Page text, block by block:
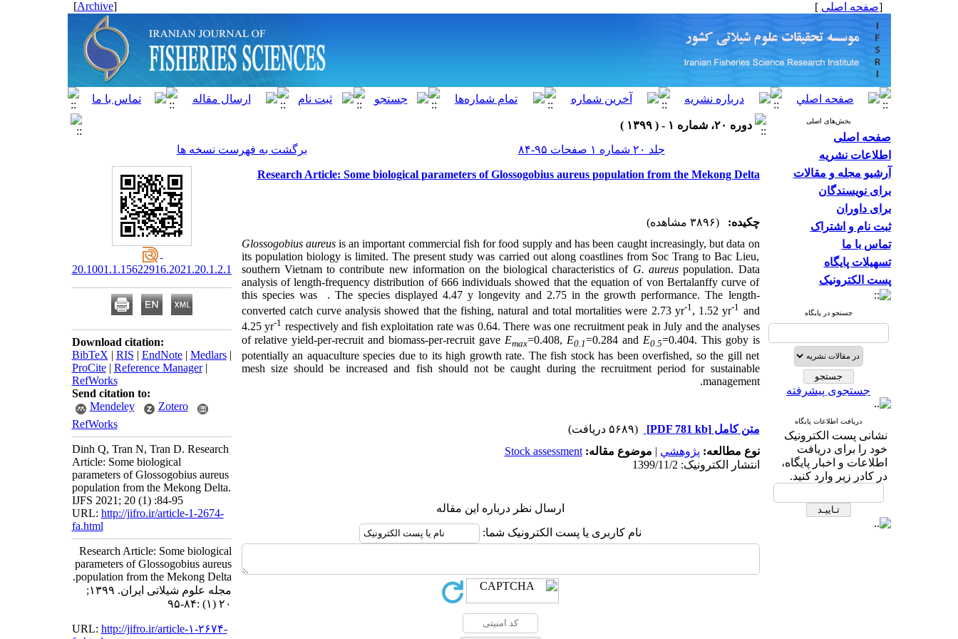
[صفحه اصلی ]
[
Archive
]
بخش‌های اصلی
صفحه اصلی
اطلاعات نشریه
آرشیو مجله و مقالات
برای نویسندگان
برای داوران
ثبت نام و اشتراک
تماس با ما
تسهیلات پایگاه
پست الکترونیک
جستجو در پایگاه
جستجوی پیشرفته
دریافت اطلاعات پایگاه
نشانی پست الکترونیک
خود را برای دریافت
اطلاعات و اخبار پایگاه،
در کادر زیر وارد کنید.
دوره ۲۰، شماره ۱ - ( ۱۳۹۹ )
جلد ۲۰ شماره ۱ صفحات ۹۵-۸۴
برگشت به فهرست نسخه ها
Research Article: Some biological parameters of Glossogobius aureus population from the Mekong Delta
چکیده:
(۳۸۹۶ مشاهده)
Glossogobius aureusis an important commercial fish for food supply and has been caught increasingly, but data on
its population biology is limited. The present study was carried out along coastlines from Soc Trang to Bac Lieu,
southern Vietnam to contribute new information on the biological characteristics of G. aureuspopulation. Data
analysis of length-frequency distribution of 666 individuals showed that the equation of von Bertalanffy curve of
this species was
. The species displayed 4.47 y longevity and 2.75 in the growth performance. The length-
converted catch curve analysis showed that the fishing, natural and total mortalities were 2.73 yr-1, 1.52 yr-1 and
4.25 yr-1 respectively and fish exploitation rate was 0.64. There was one recruitment peak in July and the analyses
of relative yield-per-recruit and biomass-per-recruit gave Emax=0.408, E0.1=0.284 and E0.5=0.404. This goby is
potentially an aquaculture species due to its high growth rate. The fish stock has been overfished, so the gill net
mesh size should be increased and fish should not be caught during the recruitment period for sustainable
management.
متن کامل[PDF 781 kb]
(۵۶۸۹ دریافت)
نوع مطالعه: پژوهشي | موضوع مقاله:Stock assessment
انتشار الکترونیک: 1399/11/2
ارسال نظر درباره این مقاله
نام کاربری یا پست الکترونیک شما:
20.1001.1.15622916.2021.20.1.2.1
Download citation:
BibTeX | RIS | EndNote| Medlars|
ProCite| Reference Manager|
RefWorks
Send citation to:
Mendeley
Zotero
RefWorks
Dinh Q, Tran N, Tran D. Research
Article: Some biological
parameters of Glossogobius aureus
population from the Mekong Delta.
IJFS 2021; 20 (1) :84-95
URL: http://jifro.ir/article-1-2674-
fa.html
Research Article: Some biological
parameters of Glossogobius aureus
population from the Mekong Delta.
مجله علوم شیلاتی ایران. ۱۳۹۹;
۲۰ (۱) :۸۴-۹۵
URL: http://jifro.ir/article-۱-۲۶۷۴-